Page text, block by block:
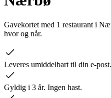
Gavekortet med 1 restaurant i
hvor og når.
Leveres umiddelbart til din e-post.
Gyldig i 3 år. Ingen hast.